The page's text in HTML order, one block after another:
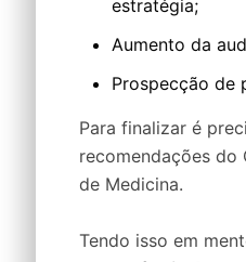
estratégia;
Aumento da
Prospecção de
Para finalizar é
recomendações do
de Medicina.
Tendo isso em